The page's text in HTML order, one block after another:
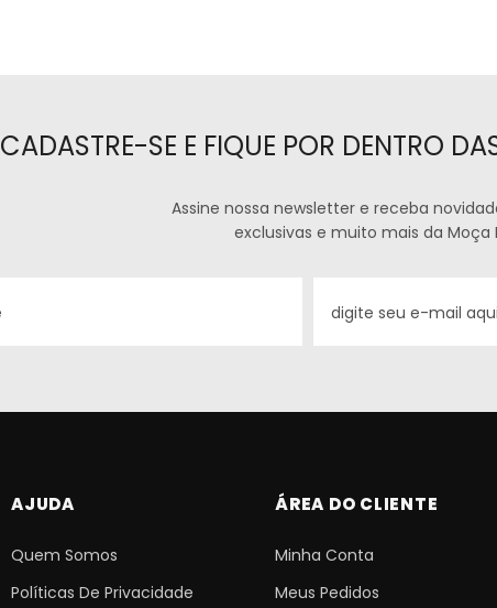
CADASTRE-SE E FIQUE POR DENTRO
Assine nossa newsletter e receba
exclusivas e muito mais da Moça
AJUDA
Quem Somos
Políticas De Privacidade
ÁREA DO CLIENTE
Minha Conta
Meus Pedidos